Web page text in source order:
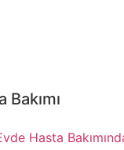
Bakımı
Hasta